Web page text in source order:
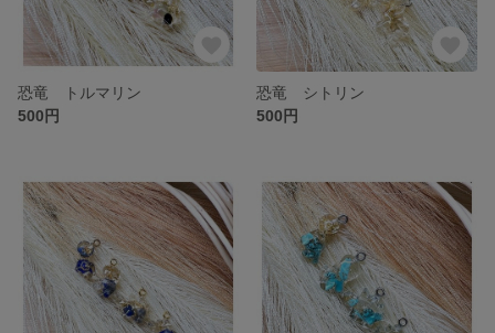
恐竜 トルマリン
500円
恐竜 シトリン
500円